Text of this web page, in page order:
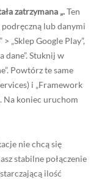
zatrzymana „.Ten
podręczną lub danymi
„Sklep Google Play”,
dane”. Stuknij w
Powtórz te same
i „Framework
Na koniec uruchom
nie chcą się
stabilne połączenie
ilość